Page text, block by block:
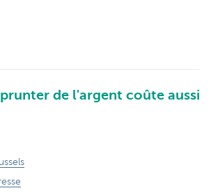
de l'argent coûte aussi